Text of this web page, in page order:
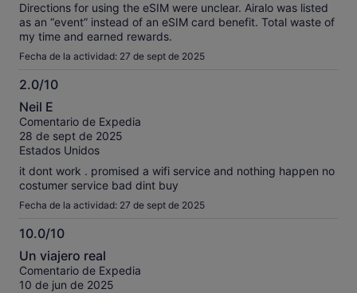
Directions for using the eSIM were unclear. Airalo was listed
as an “event” instead of an eSIM card benefit. Total waste of
my time and earned rewards.
Fecha de la actividad: 27 de sept de 2025
2.0/10
2.0
sobre
10
Neil E
Comentario de Expedia
28 de sept de 2025
Estados Unidos
it dont work . promised a wifi service and nothing happen no
costumer service bad dint buy
Fecha de la actividad: 27 de sept de 2025
10.0/10
10.0
sobre
10
Un viajero real
Comentario de Expedia
10 de jun de 2025